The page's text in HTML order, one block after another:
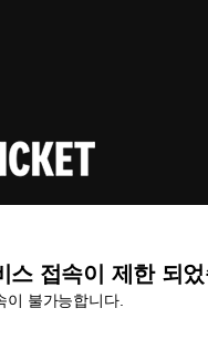
스 접속이 제한 되
이 불가능합니다.